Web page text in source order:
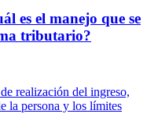
es el manejo que se
tributario?
realización del ingreso,
la persona y los límites